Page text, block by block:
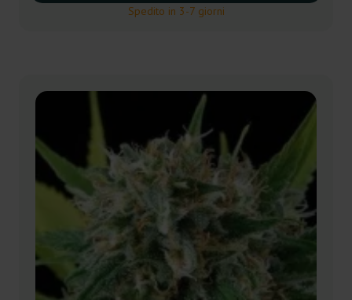
Spedito in 3-7 giorni